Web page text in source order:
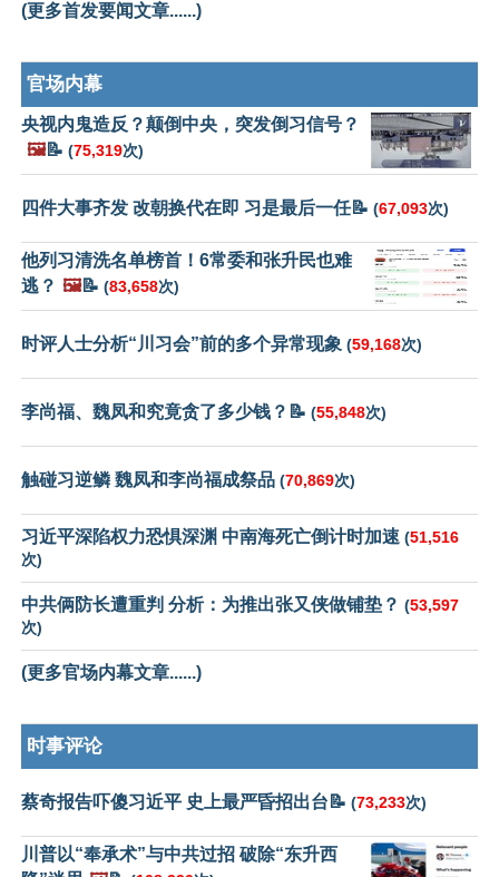
(更多首发要闻文章......)
官场内幕
央视内鬼造反？颠倒中央，突发倒习信号？
🖼️📝 (75,319次)
四件大事齐发 改朝换代在即 习是最后一任📝 (67,093次)
他列习清洗名单榜首！6常委和张升民也难
逃？ 🖼️📝 (83,658次)
时评人士分析“川习会”前的多个异常现象 (59,168次)
李尚福、魏凤和究竟贪了多少钱？📝 (55,848次)
触碰习逆鳞 魏凤和李尚福成祭品 (70,869次)
习近平深陷权力恐惧深渊 中南海死亡倒计时加速 (51,516
次)
中共俩防长遭重判 分析：为推出张又侠做铺垫？ (53,597
次)
(更多官场内幕文章......)
时事评论
蔡奇报告吓傻习近平 史上最严昏招出台📝 (73,233次)
川普以“奉承术”与中共过招 破除“东升西